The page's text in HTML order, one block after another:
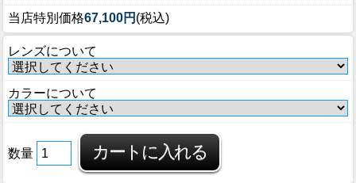
ITEM
会社概要
COMPANY
インフォメーション
当店特別価格67,100円 (税込)
レンズについて
カラーについて
数量